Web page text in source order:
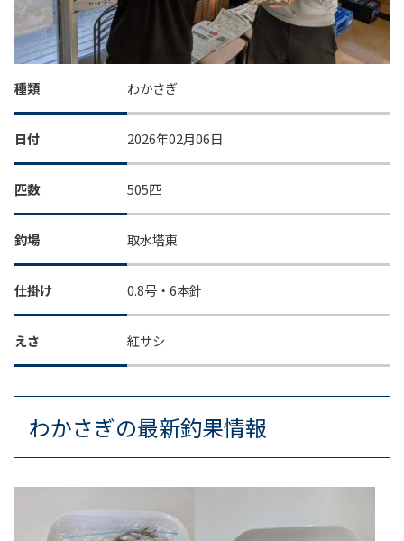
種類 わかさぎ
日付 2026年02月06日
匹数 505匹
釣場 取水塔東
仕掛け 0.8号・6本針
えさ 紅サシ
わかさぎの最新釣果情報